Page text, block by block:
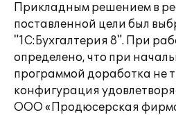
Прикладным решением в
поставленной цели был
"1С:Бухгалтерия 8". При
определено, что при
программой доработка не
конфигурация
ООО «Продюсерская